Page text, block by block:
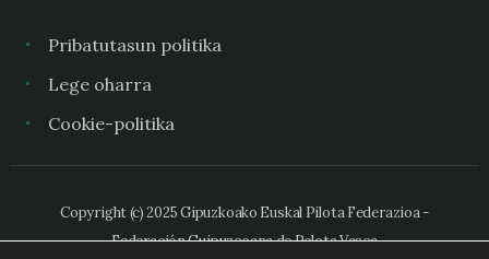
Pribatutasun politika
Lege oharra
Cookie-politika
Copyright (c) 2025 Gipuzkoako Euskal Pilota Federazioa -
Federación Guipuzcoana de Pelota Vasca